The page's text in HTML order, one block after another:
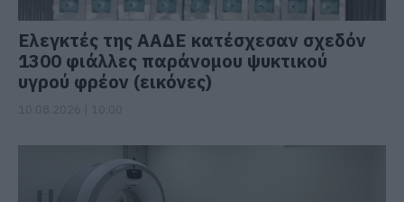
Ελεγκτές της ΑΑΔΕ κατέσχεσαν σχεδόν
1300 φιάλλες παράνομου ψυκτικού
υγρού φρέον (εικόνες)